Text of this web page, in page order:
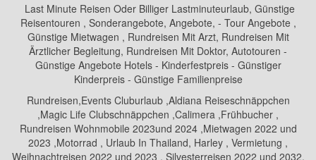
Last Minute Reisen Oder Billiger Lastminuteurlaub, Günstige
Reisentouren , Sonderangebote, Angebote, - Tour Angebote ,
Günstige Mietwagen , Rundreisen Mit Arzt, Rundreisen Mit
Ärztlicher Begleitung, Rundreisen Mit Doktor, Autotouren -
Günstige Angebote Hotels - Kinderfestpreis - Günstiger
Kinderpreis - Günstige Familienpreise
Rundreisen,Events Cluburlaub ,Aldiana Reiseschnäppchen
,Magic Life Clubschnäppchen ,Calimera ,Frühbucher ,
Rundreisen Wohnmobile 2023und 2024 ,Mietwagen 2022 und
2023 ,Motorrad , Urlaub In Thailand, Harley , Vermietung ,
Weihnachtreisen 2022 und 2023 , Silvesterreisen 2022 und 2032,